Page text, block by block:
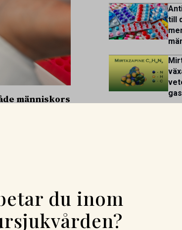
människors
på ett
i striden mot
länge
är en
inklusive
för oönskade
som en
till
du inom